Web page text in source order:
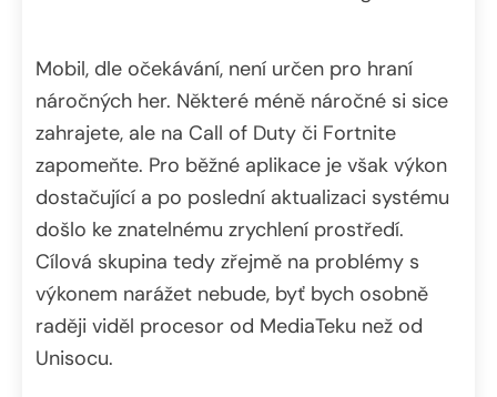
Mobil, dle očekávání, není určen pro hraní
náročných her. Některé méně náročné si sice
zahrajete, ale na Call of Duty či Fortnite
zapomeňte. Pro běžné aplikace je však výkon
dostačující a po poslední aktualizaci systému
došlo ke znatelnému zrychlení prostředí.
Cílová skupina tedy zřejmě na problémy s
výkonem narážet nebude, byť bych osobně
raději viděl procesor od MediaTeku než od
Unisocu.